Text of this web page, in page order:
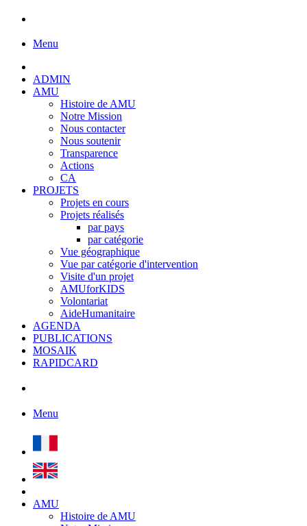
Menu
ADMIN
AMU
Histoire de AMU
Notre Mission
Nous contacter
Nous soutenir
Transparence
Actions
CA
PROJETS
Projets en cours
Projets réalisés
par pays
par catégorie
Vue géographique
Vue par catégorie d'intervention
Visite d'un projet
AMUforKIDS
Volontariat
AideHumanitaire
AGENDA
PUBLICATIONS
MOSAIK
RAPIDCARD
Menu
AMU
Histoire de AMU